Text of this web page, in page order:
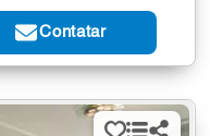
Contatar